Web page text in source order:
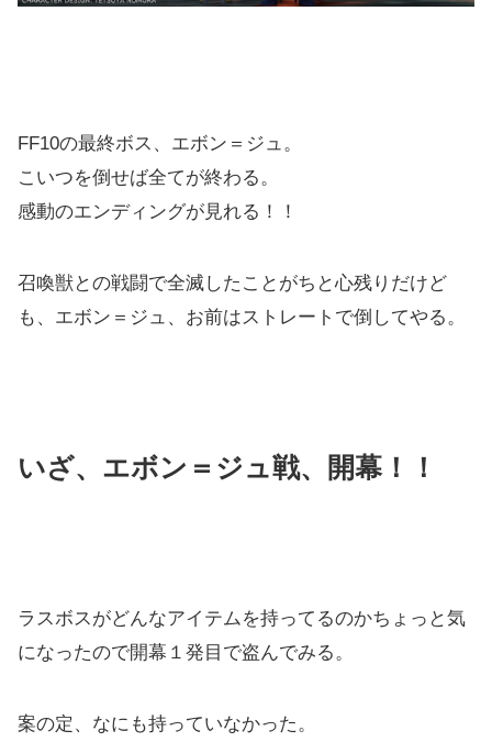
FF10の最終ボス、エボン＝ジュ。
こいつを倒せば全てが終わる。
感動のエンディングが見れる！！
召喚獣との戦闘で全滅したことがちと心残りだけど
も、エボン＝ジュ、お前はストレートで倒してやる。
いざ、エボン＝ジュ戦、開幕！！
ラスボスがどんなアイテムを持ってるのかちょっと気
になったので開幕１発目で盗んでみる。
案の定、なにも持っていなかった。